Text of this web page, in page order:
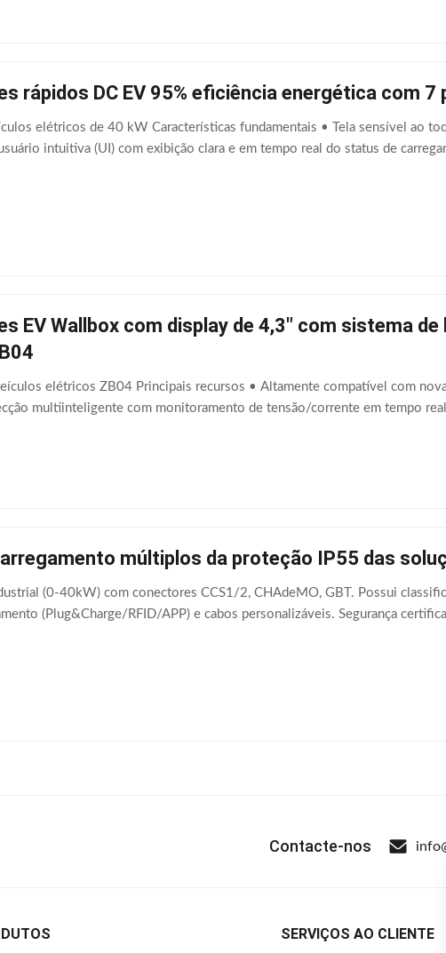
rápidos DC EV 95% eficiência energética com
elétricos de 40 kW Características fundamentais • Tela sensível ao
intuitiva (UI) com exibição clara e em tempo real do status de
EV Wallbox com display de 4,3" com sistema
elétricos ZB04 Principais recursos • Altamente compatível com
multiinteligente com monitoramento de tensão/corrente em tempo
múltiplos da proteção IP55 das
(0-40kW) com conectores CCS1/2, CHAdeMO, GBT. Possui
(Plug&Charge/RFID/APP) e cabos personalizáveis. Segurança
Contacte-nos
SERVIÇOS AO CLIENTE